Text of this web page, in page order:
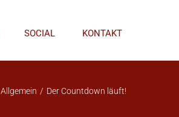
SOCIAL KONTAKT
Allgemein / Der Countdown läuft!